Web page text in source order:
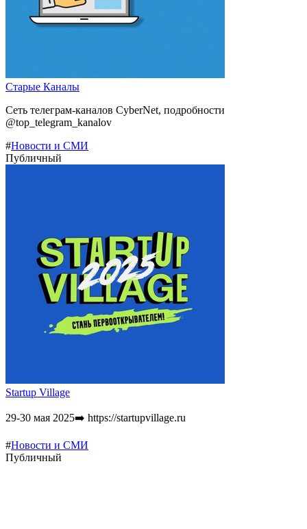
Старые Каналы
Сеть телеграм-каналов CyberNet, подробности
@top_telegram_kanalov
#Новости и СМИ
Публичный
Startup Village
29-30 мая 2025➡️ https://startupvillage.ru
#Новости и СМИ
Публичный